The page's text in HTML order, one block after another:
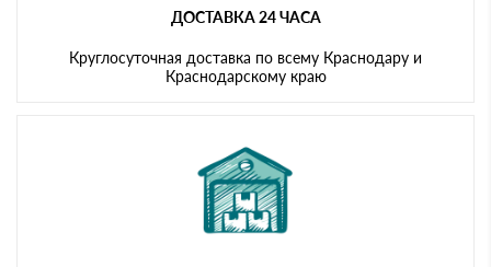
ДОСТАВКА 24 ЧАСА
Круглосуточная доставка по всему Краснодару и
Краснодарскому краю